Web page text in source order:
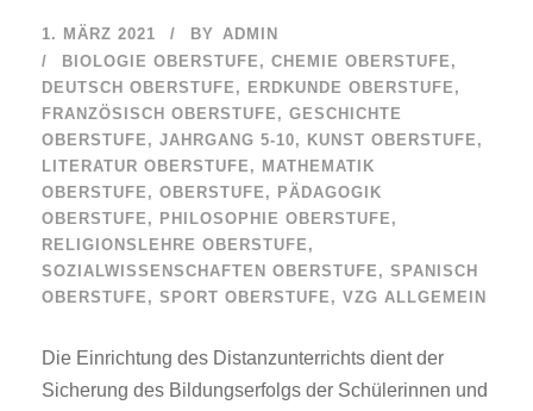
1. MÄRZ 2021 BY ADMIN
BIOLOGIE OBERSTUFE , CHEMIE OBERSTUFE ,
DEUTSCH OBERSTUFE , ERDKUNDE OBERSTUFE ,
FRANZÖSISCH OBERSTUFE , GESCHICHTE
OBERSTUFE , JAHRGANG 5-10, KUNST OBERSTUFE ,
LITERATUR OBERSTUFE , MATHEMATIK
OBERSTUFE , OBERSTUFE , PÄDAGOGIK
OBERSTUFE , PHILOSOPHIE OBERSTUFE ,
RELIGIONSLEHRE OBERSTUFE ,
SOZIALWISSENSCHAFTEN OBERSTUFE , SPANISCH
OBERSTUFE , SPORT OBERSTUFE , VZG ALLGEMEIN
Die Einrichtung des Distanzunterrichts dient der
Sicherung des Bildungserfolgs der Schülerinnen und